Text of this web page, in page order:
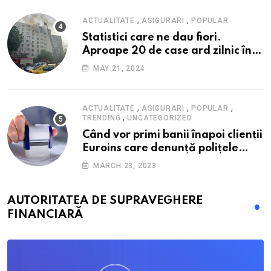
ACTUALITATE , ASIGURARI ,POPULAR
Statistici care ne dau fiori.
Aproape 20 de case ard zilnic în
România, iar pagubele au
nici 40 de lei pe lună
MAY 21, 2024
ACTUALITATE , ASIGURARI ,POPULAR ,
TRENDING ,UNCATEGORIZED
Când vor primi banii înapoi clienții
Euroins care denunță polițele
RCA? Toți pașii și toate termenele
MARCH 23, 2023
AUTORITATEA DE SUPRAVEGHERE
FINANCIARĂ